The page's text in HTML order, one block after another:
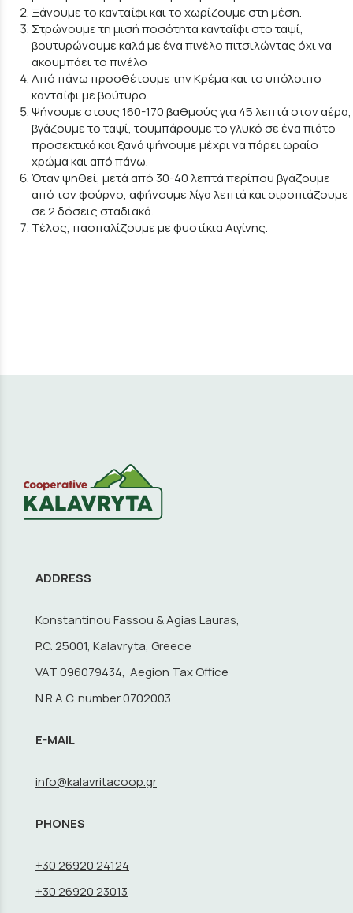
Ξάνουμε το κανταΐφι και το χωρίζουμε στη μέση.
Στρώνουμε τη μισή ποσότητα κανταΐφι στο ταψί,
βουτυρώνουμε καλά με ένα πινέλο πιτσιλώντας όχι να
ακουμπάει το πινέλο
Από πάνω προσθέτουμε την Κρέμα και το υπόλοιπο
κανταΐφι με βούτυρο.
Ψήνουμε στους 160-170 βαθμούς για 45 λεπτά στον αέρα,
βγάζουμε το ταψί, τουμπάρουμε το γλυκό σε ένα πιάτο
προσεκτικά και ξανά ψήνουμε μέχρι να πάρει ωραίο
χρώμα και από πάνω.
Όταν ψηθεί, μετά από 30-40 λεπτά περίπου βγάζουμε
από τον φούρνο, αφήνουμε λίγα λεπτά και σιροπιάζουμε
σε 2 δόσεις σταδιακά.
Τέλος, πασπαλίζουμε με φυστίκια Αιγίνης.
ADDRESS
Konstantinou Fassou & Agias Lauras,
P.C. 25001, Kalavryta, Greece
VAT 096079434, Aegion Tax Office
N.R.A.C. number 0702003
E-MAIL
info@kalavritacoop.gr
PHONES
+30 26920 24124
+30 26920 23013